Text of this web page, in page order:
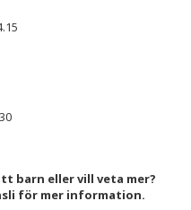
barn eller vill veta mer?
för mer information.